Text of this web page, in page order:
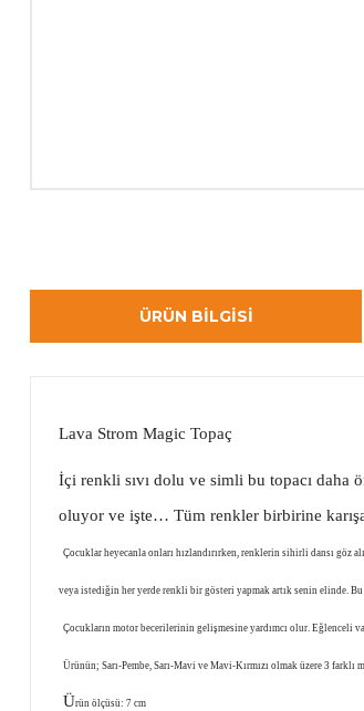
ÜRÜN BILGISI
Lava Strom Magic Topaç
İçi renkli sıvı dolu ve simli bu topacı daha
oluyor ve işte… Tüm renkler birbirine
Çocuklar heyecanla onları hızlandırırken, renklerin sihirli dansı göz
veya istediğin her yerde renkli bir gösteri yapmak artık senin elinde.
Çocukların motor becerilerinin gelişmesine yardımcı olur.
Ürünün; Sarı-Pembe, Sarı-Mavi ve Mavi-Kırmızı olmak üzere 3 farklı
Ürün ölçüsü: 7 cm